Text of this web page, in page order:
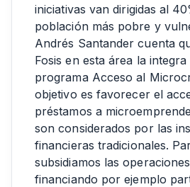
iniciativas van dirigidas al
población más pobre y
Andrés Santander cuenta
Fosis en esta área la
programa Acceso al
objetivo es favorecer el
préstamos a
son considerados por las
financieras tradicionales.
subsidiamos las
financiando por ejemplo